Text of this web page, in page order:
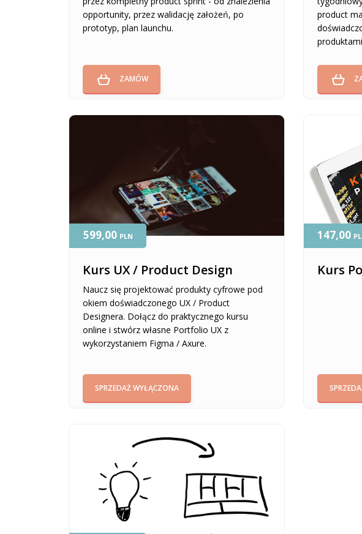
opportunity, przez walidację założeń, po
prototyp, plan launchu.
ZAMÓW
product
Kurs UX / Product Design
Naucz się projektować produkty cyfrowe pod
okiem doświadczonego UX / Product
Designera. Dołącz do praktycznego kursu
online i stwórz własne Portfolio UX z
wykorzystaniem Figma / Axure.
599,00 PLN
SPRZEDAŻ WYŁĄCZONA
Kurs
147,00